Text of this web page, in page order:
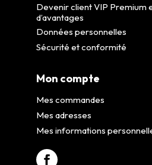
Devenir client VIP Premium
d’avantages
Données personnelles
Sécurité et conformité
Mon compte
Mes commandes
Mes adresses
Mes informations